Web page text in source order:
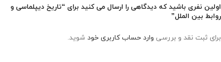
اولین نفری باشید که دیدگاهی را ارسال می کنید برای “تاریخ دیپلماسی و
روابط بین الملل”
برای ثبت نقد و بررسی وارد حساب کاربری خود شوید.